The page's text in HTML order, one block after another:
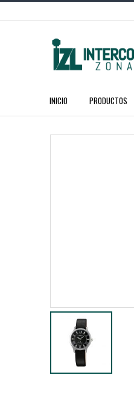
INICIO PRODUCTOS